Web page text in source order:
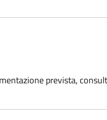
prevista,